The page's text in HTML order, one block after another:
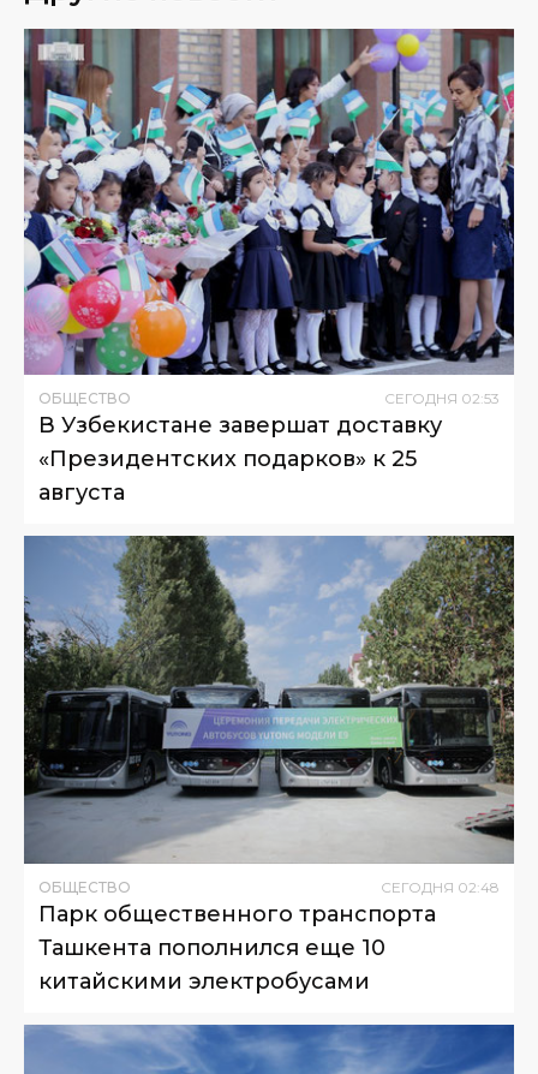
ОБЩЕСТВО СЕГОДНЯ 02:53
В Узбекистане завершат доставку
«Президентских подарков» к 25
августа
ОБЩЕСТВО СЕГОДНЯ 02:48
Парк общественного транспорта
Ташкента пополнился еще 10
китайскими электробусами